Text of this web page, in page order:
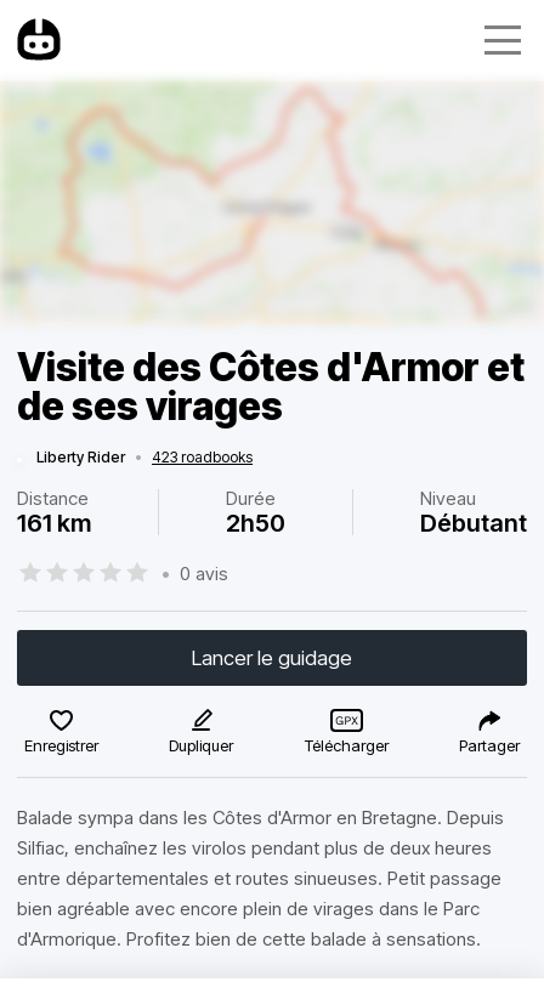
Visite des Côtes d'Armor et
de ses virages
Liberty Rider • 423 roadbooks
Distance
161 km
Durée
2h50
Niveau
Débutant
• 0 avis
Lancer le guidage
Enregistrer Dupliquer Télécharger Partager
Balade sympa dans les Côtes d'Armor en Bretagne. Depuis
Silfiac, enchaînez les virolos pendant plus de deux heures
entre départementales et routes sinueuses. Petit passage
bien agréable avec encore plein de virages dans le Parc
d'Armorique. Profitez bien de cette balade à sensations.